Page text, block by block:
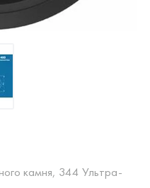
камня, 344 Ультра-